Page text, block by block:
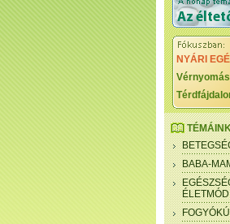
NYÁRI
Vérnyomás
BABA-
ÉLETMÓD